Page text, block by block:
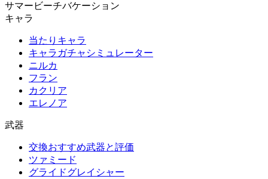
サマービーチバケーション
キャラ
当たりキャラ
キャラガチャシミュレーター
ニルカ
フラン
カクリア
エレノア
武器
交換おすすめ武器と評価
ツァミード
グライドグレイシャー